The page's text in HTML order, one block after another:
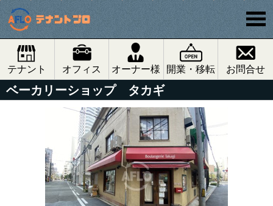
テナント オフィス オーナー様 開業・移転 お問合せ
ベーカリーショップ タカギ